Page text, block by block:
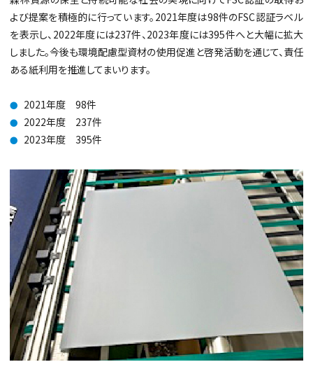
よび提案を積極的に行っています。2021年度は98件のFSC認証ラベル
を表示し、2022年度には237件、2023年度には395件へと大幅に拡大
しました。今後も環境配慮型資材の使用促進と啓発活動を通じて、責任
ある紙利用を推進してまいります。
● 2021年度 98件
● 2022年度 237件
● 2023年度 395件